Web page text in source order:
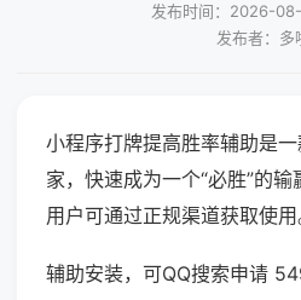
发布时间：2026-
发布者：多
小程序打牌提高胜率辅助是
家，快速成为一个“必胜”的
用户可通过正规渠道获取使用
辅助安装，可QQ搜索申请